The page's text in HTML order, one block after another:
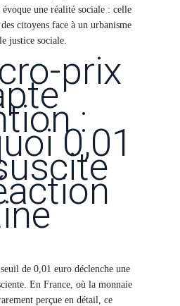
une réalité sociale : celle
citoyens face à un urbanisme
justice sociale.
prix
:
0,01
de 0,01 euro déclenche une
En France, où la monnaie
perçue en détail, ce